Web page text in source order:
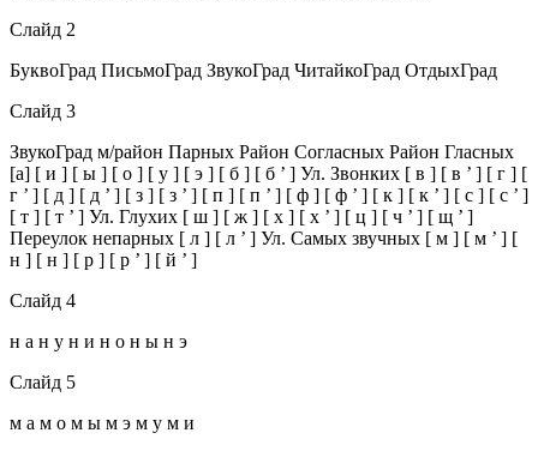
Слайд 2
БуквоГрад ПисьмоГрад ЗвукоГрад ЧитайкоГрад ОтдыхГрад
Слайд 3
ЗвукоГрад м/район Парных Район Согласных Район Гласных
[a] [ и ] [ ы ] [ о ] [ у ] [ э ] [ б ] [ б ’ ] Ул. Звонких [ в ] [ в ’ ] [ г ] [
г ’ ] [ д ] [ д ’ ] [ з ] [ з ’ ] [ п ] [ п ’ ] [ ф ] [ ф ’ ] [ к ] [ к ’ ] [ с ] [ с ’ ]
[ т ] [ т ’ ] Ул. Глухих [ ш ] [ ж ] [ х ] [ х ’ ] [ ц ] [ ч ’ ] [ щ ’ ]
Переулок непарных [ л ] [ л ’ ] Ул. Самых звучных [ м ] [ м ’ ] [
н ] [ н ] [ р ] [ р ’ ] [ й ’ ]
Слайд 4
н а н у н и н о н ы н э
Слайд 5
м а м о м ы м э м у м и